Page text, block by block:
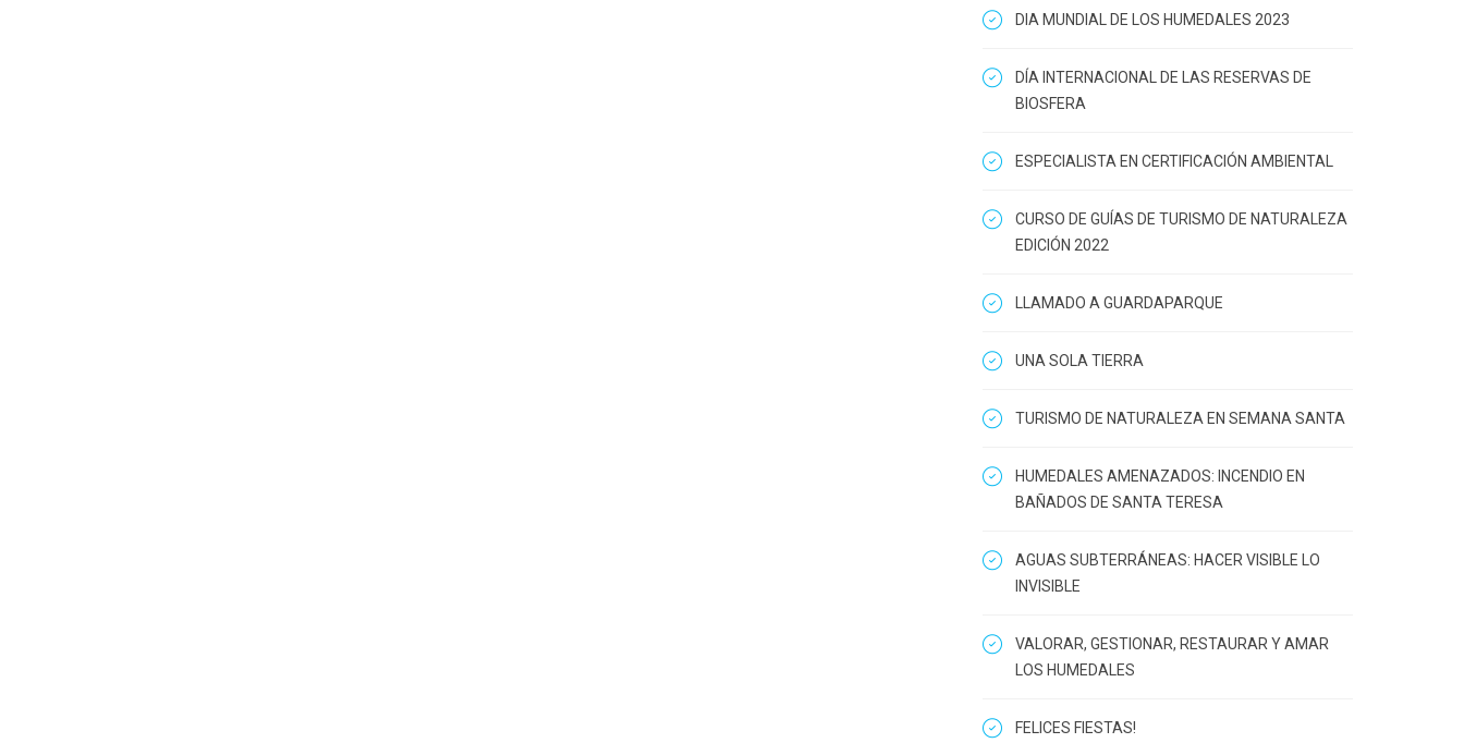
DIA MUNDIAL DE LOS HUMEDALES 2023
DÍA INTERNACIONAL DE LAS RESERVAS DE
BIOSFERA
ESPECIALISTA EN CERTIFICACIÓN AMBIENTAL
CURSO DE GUÍAS DE TURISMO DE NATURALEZA
EDICIÓN 2022
LLAMADO A GUARDAPARQUE
UNA SOLA TIERRA
TURISMO DE NATURALEZA EN SEMANA SANTA
HUMEDALES AMENAZADOS: INCENDIO EN
BAÑADOS DE SANTA TERESA
AGUAS SUBTERRÁNEAS: HACER VISIBLE LO
INVISIBLE
VALORAR, GESTIONAR, RESTAURAR Y AMAR
LOS HUMEDALES
FELICES FIESTAS!